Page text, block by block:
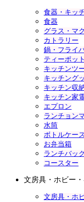
食器・キッ
食器
グラス・マ
カトラリー
鍋・フライ
ティーポッ
キッチンツ
キッチング
キッチン収
キッチン家
エプロン
ランチョン
水筒
ボトルケー
お弁当箱
ランチバッ
コースター
文房具・ホビー
文房具・ホ